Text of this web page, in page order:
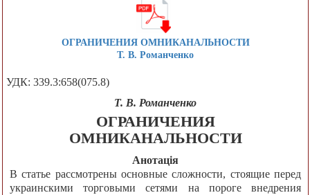
ОГРАНИЧЕНИЯ ОМНИКАНАЛЬНОСТИ
Т. В. Романченко
УДК: 339.3:658(075.8)
Т. В. Романченко
ОГРАНИЧЕНИЯ
ОМНИКАНАЛЬНОСТИ
Анотація
В статье рассмотрены основные сложности, стоящие перед
украинскими торговыми сетями на пороге внедрения